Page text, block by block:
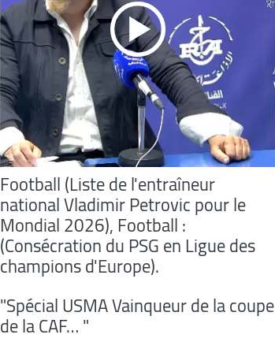
Football (Liste de l'entraîneur
national Vladimir Petrovic pour le
Mondial 2026), Football :
(Consécration du PSG en Ligue des
champions d'Europe).
"Spécial USMA Vainqueur de la coupe
de la CAF… "